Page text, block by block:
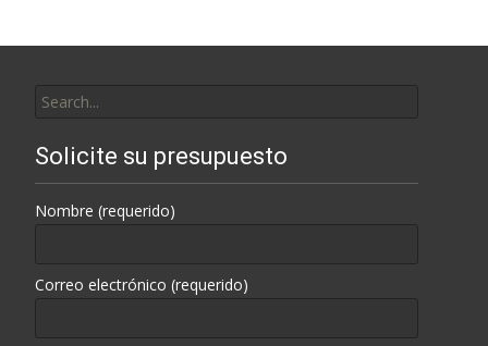
for:
Solicite su presupuesto
Nombre (requerido)
Correo electrónico (requerido)